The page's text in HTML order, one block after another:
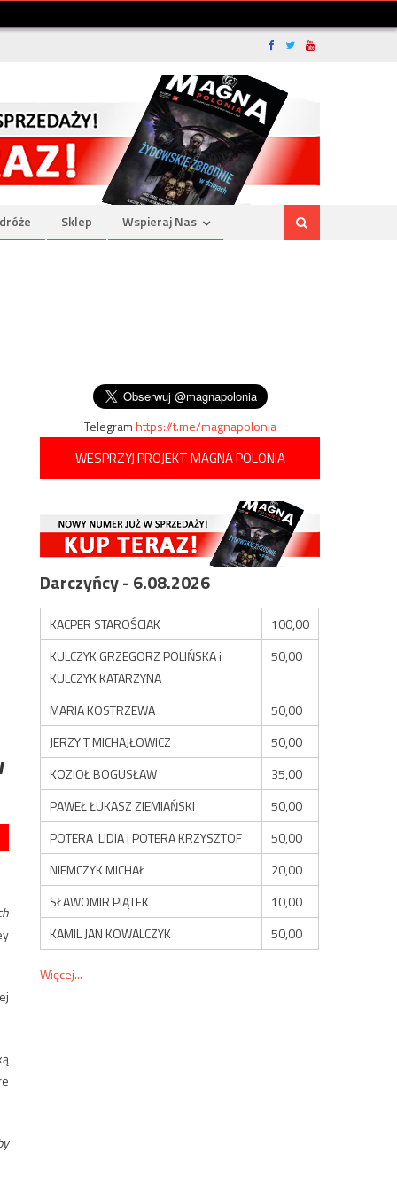
Sklep Wspieraj Nas
Telegramhttps://t.me/magnapolonia
WESPRZYJ PROJEKT MAGNA POLONIA
Darczyńcy - 6.08.2026
KACPER STAROŚCIAK
100,00
KULCZYK GRZEGORZ POLIŃSKA i
KULCZYK KATARZYNA
50,00
MARIA KOSTRZEWA
50,00
JERZY T MICHAJŁOWICZ
50,00
KOZIOŁ BOGUSŁAW
35,00
PAWEŁ ŁUKASZ ZIEMIAŃSKI
50,00
POTERA LIDIA i POTERA KRZYSZTOF
50,00
NIEMCZYK MICHAŁ
20,00
SŁAWOMIR PIĄTEK
10,00
KAMIL JAN KOWALCZYK
50,00
Więcej...